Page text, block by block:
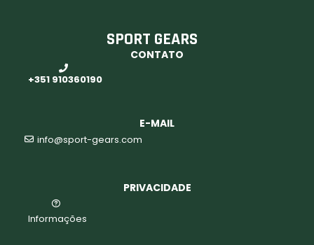
SPORT GEARS
CONTATO
+351 910360190
E-MAIL
info@sport-gears.com
PRIVACIDADE
Informações